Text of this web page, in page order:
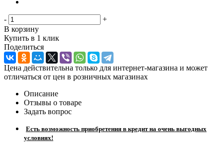
-
+
В корзину
Купить в 1 клик
Поделиться
Цена действительна только для интернет-магазина и может
отличаться от цен в розничных магазинах
Описание
Отзывы о товаре
Задать вопрос
Есть возможность приобретения в кредит на очень выгодных
условиях!